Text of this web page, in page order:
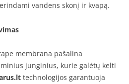
vandens skonį ir kvapą.
membrana pašalina
junginius, kurie galėtų kelti
technologijos garantuoja